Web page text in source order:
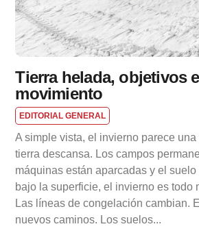
Tierra helada, objetivos
movimiento
EDITORIAL GENERAL
A simple vista, el invierno parece
tierra descansa. Los campos
máquinas están aparcadas y el
bajo la superficie, el invierno es todo
Las líneas de congelación cambian.
nuevos caminos. Los suelos...